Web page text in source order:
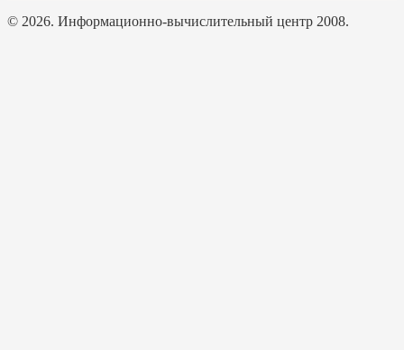
© 2026. Информационно-вычислительный центр 2008.